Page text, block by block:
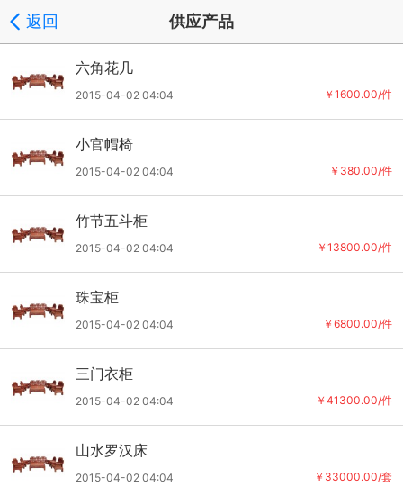
返回 供应产品
六角花几
￥1600.00/件
2015-04-02 04:04
小官帽椅
￥380.00/件
2015-04-02 04:04
竹节五斗柜
￥13800.00/件
2015-04-02 04:04
珠宝柜
￥6800.00/件
2015-04-02 04:04
三门衣柜
￥41300.00/件
2015-04-02 04:04
山水罗汉床
￥33000.00/套
2015-04-02 04:04